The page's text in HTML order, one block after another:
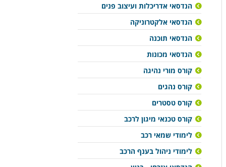
הנדסאי אדריכלות ועיצוב פנים
הנדסאי אלקטרוניקה
הנדסאי תוכנה
הנדסאי מכונות
קורס מורי נהיגה
קורס נהגים
קורס טסטרים
קורס טכנאי מיגון לרכב
לימודי שמאי רכב
לימודי ניהול בענף הרכב